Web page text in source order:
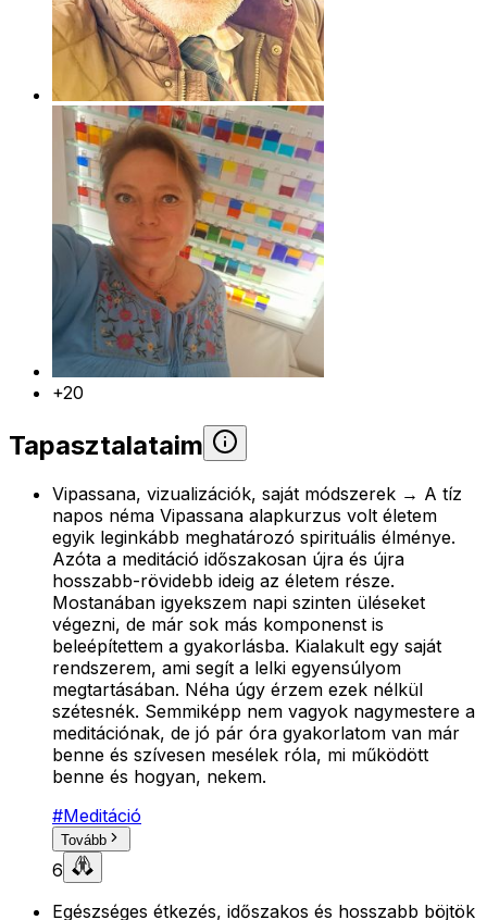
+20
Tapasztalataim
Vipassana, vizualizációk, saját módszerek → A tíz
napos néma Vipassana alapkurzus volt életem
egyik leginkább meghatározó spirituális élménye.
Azóta a meditáció időszakosan újra és újra
hosszabb-rövidebb ideig az életem része.
Mostanában igyekszem napi szinten üléseket
végezni, de már sok más komponenst is
beleépítettem a gyakorlásba. Kialakult egy saját
rendszerem, ami segít a lelki egyensúlyom
megtartásában. Néha úgy érzem ezek nélkül
szétesnék. Semmiképp nem vagyok nagymestere a
meditációnak, de jó pár óra gyakorlatom van már
benne és szívesen mesélek róla, mi működött
benne és hogyan, nekem.
#Meditáció
Tovább
6
Egészséges étkezés, időszakos és hosszabb böjtök